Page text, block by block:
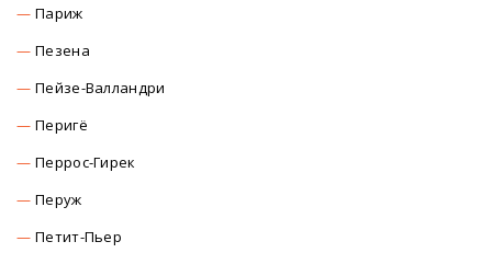
Париж
Пезена
Пейзе-Валландри
Перигё
Перрос-Гирек
Перуж
Петит-Пьер